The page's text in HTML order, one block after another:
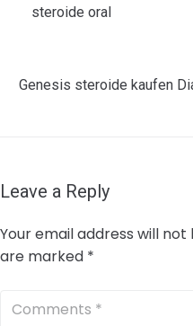
steroide oral
Genesis steroide kaufen
Leave a Reply
Your email address will not
are marked *